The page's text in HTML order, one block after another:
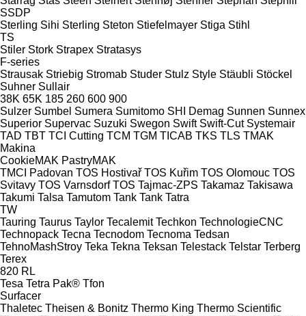
SSDP
Sterling Sihi Sterling Steton Stiefelmayer Stiga Stihl
TS
Stiler Stork Strapex Stratasys
F-series
Strausak Striebig Stromab Studer Stulz Style Stäubli Stöckel
Suhner Sullair
38K 65K 185 260 600 900
Sulzer Sumbel Sumera Sumitomo SHI Demag Sunnen Sunnex
Superior Supervac Suzuki Swegon Swift Swift-Cut Systemair
TAD TBT TCI Cutting TCM TGM TICAB TKS TLS TMAK
Makina
CookieMAK PastryMAK
TMCI Padovan TOS Hostivař TOS Kuřim TOS Olomouc TOS
Svitavy TOS Varnsdorf TOS Tajmac-ZPS Takamaz Takisawa
Takumi Talsa Tamutom Tank Tank Tatra
TW
Tauring Taurus Taylor Tecalemit Techkon TechnologieCNC
Technopack Tecna Tecnodom Tecnoma Tedsan
TehnoMashStroy Teka Tekna Teksan Telestack Telstar Terberg
Terex
820 RL
Tesa Tetra Pak® Tfon
Surfacer
Thaletec Theisen & Bonitz Thermo King Thermo Scientific